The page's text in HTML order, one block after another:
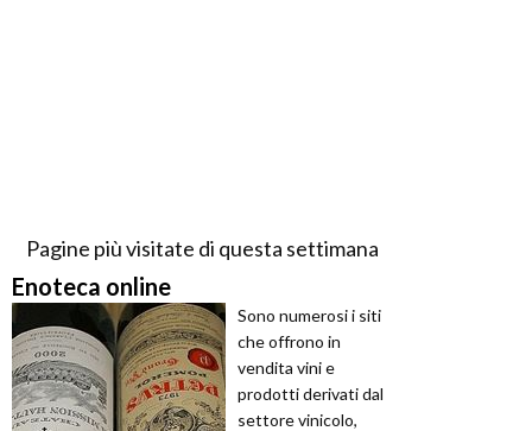
Pagine più visitate di questa settimana
Enoteca online
Sono numerosi i siti
che offrono in
vendita vini e
prodotti derivati dal
settore vinicolo,